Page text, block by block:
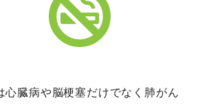
心臓病や脳梗塞だけでなく肺がん